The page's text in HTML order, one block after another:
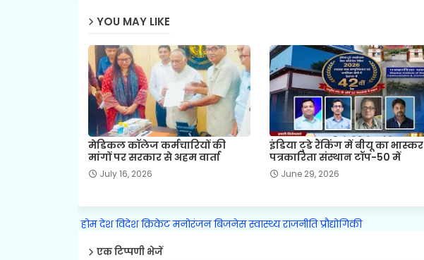
YOU MAY LIKE
मेडिकल कॉलेज कर्मचारियों की
मांगों पर सरकार से अहम वार्ता
July 16, 2026
इंडिया टुडे रैंकिंग में बीयू का भास्कर
पत्रकारिता संस्थान टॉप-50 में
June 29, 2026
होम देश विदेश क्रिकेट मनोरंजन बिजनेस स्वास्थ्य राजनीति प्रौद्योगिकी
एक टिप्पणी भेजें